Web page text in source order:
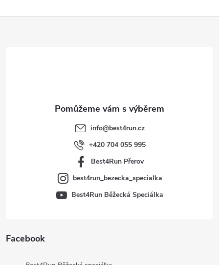
Facebook
info@best4run.cz
+420 704 055 995
Best4Run Přerov
best4run_bezecka_specialka
Best4Run Běžecká Speciálka